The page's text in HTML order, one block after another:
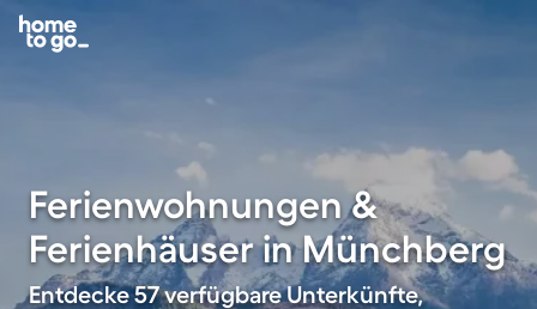
Ferienwohnungen &
Ferienhäuser in Münchberg
Entdecke 57 verfügbare Unterkünfte,